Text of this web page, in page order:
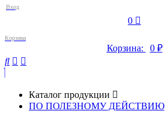
Вход
0
Корзина
Корзина: 0 ₽
Каталог продукции
ПО ПОЛЕЗНОМУ ДЕЙСТВИЮ